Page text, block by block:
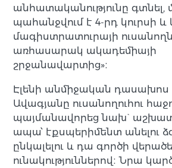
անհատականությունը գտնել,
պահանջվում է 4-րդ կուրսի և
մագիստրատուրայի
առհասարակ ակադեմիայի
շրջանավարտից»։
Էլենի անմիջական դասախոս
Ավագյանը ուսանողուհու
պայմանավորեց նախ`
ապա՝ էքսպերիմենտ անելու
ընկալելու և դա գործի
ունակություններով։ Նրա